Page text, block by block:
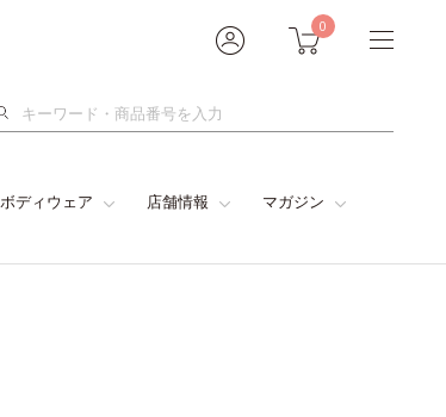
0
検
ボディウェア 店舗情報 マガジン